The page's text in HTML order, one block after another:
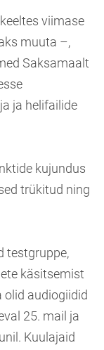
viimase
muuta –,
Saksamaalt
ja helifailide
kujundus
trükitud ning
testgruppe,
käsitsemist
audiogiidid
25. mail ja
Kuulajaid